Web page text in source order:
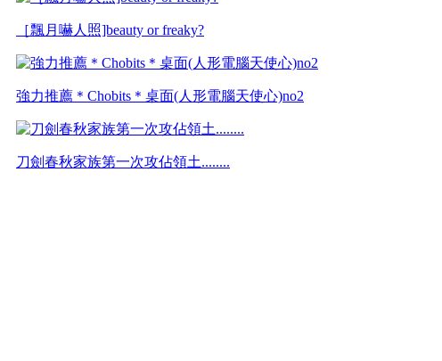
［飄月嚇人照]beauty or freaky?
強力推薦＊Chobits＊桌面(人形電腦天使心)no2
刀劍春秋家族第一次攻佔領土........